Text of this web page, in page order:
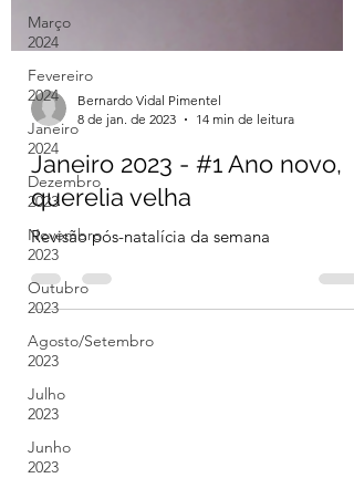
Março
2024
Fevereiro
2024
Janeiro
2024
Dezembro
2023
Novembro
2023
Outubro
2023
Agosto/Setembro
2023
Julho
2023
Junho
2023
8 de jan. de 2023
14 min de leitura
Janeiro 2023 - #1 Ano novo,
querelia velha
Revisão pós-natalícia da semana